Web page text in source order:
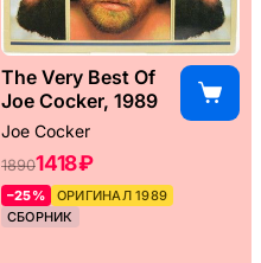
The Very Best Of
Joe Cocker, 1989
Joe Cocker
18901418 ₽
–25%
ОРИГИНАЛ 1989
СБОРНИК